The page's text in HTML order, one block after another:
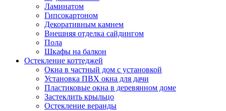
Ламинатом
Гипсокартоном
Декоративным камнем
Внешняя отделка сайдингом
Пола
Шкафы на балкон
Остекление коттеджей
Окна в частный дом с установкой
Установка ПВХ окна для дачи
Пластиковые окна в деревянном доме
Застеклить крыльцо
Остекление веранды